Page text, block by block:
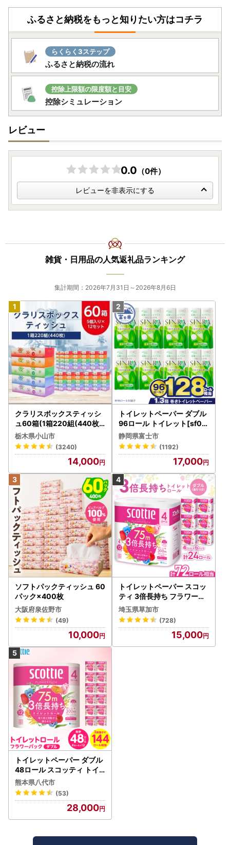
ふるさと納税をもっと知りたい方はコチラ
らくらく3ステップ
ふるさと納税の流れ
控除上限額の限度額と目安
控除シミュレーション
レビュー
0.0 （0件）
レビューを非表示にする
雑貨・日用品の人気返礼品ランキング
集計期間：2026年7月31日～2026年8月6日
クラリスボックスティッシ
ュ60箱(1箱220組(440枚))
(5個入り×12セット)【配送
不可地域：離島・沖縄県】
【1256759】
栃木県小山市
(3240)
14,000
トイレットペーパー ダブル
96ロール トイレット[sf00
1-012]
静岡県富士市
(1192)
17,000
ソフトパックティッシュ 60
パック×400枚
大阪府泉佐野市
(49)
10,000
トイレットペーパー スコッ
ティ 3倍長持ち フラワーパ
ック 4ロール×6P
埼玉県草加市
(728)
15,000
トイレットペーパー ダブル
48ロール スコッティ トイ
レット
熊本県八代市
(53)
28,000